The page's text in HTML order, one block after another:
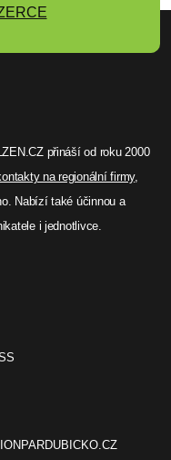
přináší od roku 2000
na regionální firmy,
Nabízí také účinnou a
i jednotlivce.